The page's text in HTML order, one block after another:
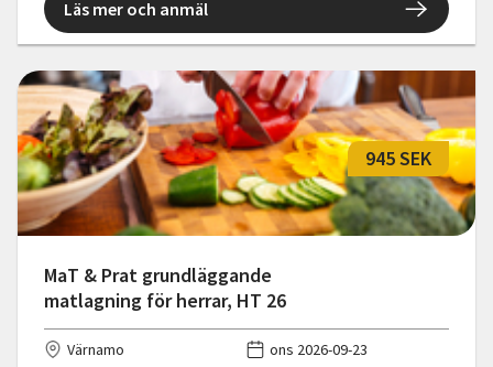
Läs mer och anmäl
MaT & Prat grundläggande
matlagning för herrar, HT 26
945 SEK
Värnamo
ons 2026-09-23